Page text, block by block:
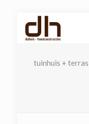
tuinhuis +